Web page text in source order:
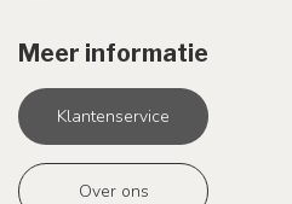
Meer informatie
Klantenservice
Over ons